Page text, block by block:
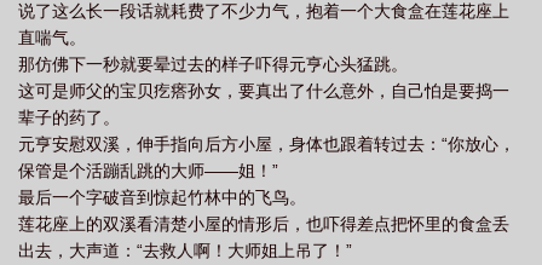
说了这么长一段话就耗费了不少力气，抱着一个大食盒在莲花座上
直喘气。
那仿佛下一秒就要晕过去的样子吓得元亨心头猛跳。
这可是师父的宝贝疙瘩孙女，要真出了什么意外，自己怕是要捣一
辈子的药了。
元亨安慰双溪，伸手指向后方小屋，身体也跟着转过去：“你放心，
保管是个活蹦乱跳的大师——姐！”
最后一个字破音到惊起竹林中的飞鸟。
莲花座上的双溪看清楚小屋的情形后，也吓得差点把怀里的食盒丢
出去，大声道：“去救人啊！大师姐上吊了！”